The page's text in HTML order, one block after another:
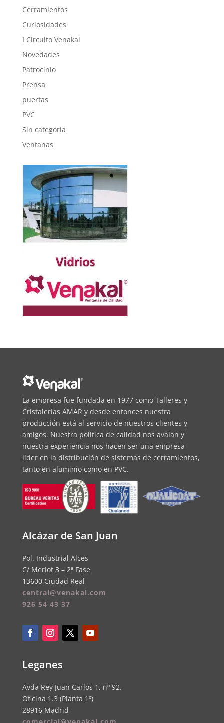
Cerramientos
Curiosidades
I Circuito Venakal
Novedades
Patrocinio
Prensa
puertas
PVC
Sin categoría
Ventanas
La empresa fue fundada en 1977 como Talleres y
Cristalerías AMAR y desde entonces nuestra
producción está al servicio de nuestros clientes y
amigos. Nuestra política de calidad nos avalan y
nuestra experiencia nos hacen ser una empresa
líder en la distribución de sistemas de cerramientos,
tanto en aluminio como en PVC.
Alcázar de San Juan
Pol. Industrial Alces
C/ Merlot 3 – 2ª Fase
13600 Ciudad Real
central@venakal.com
926 54 43 37
Leganes
Avda Rey Juan Carlos 1, nº 92.
Oficina 1.3 (Planta 1º)
28916 Madrid